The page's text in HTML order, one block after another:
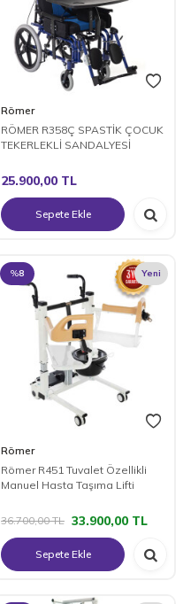
Römer
RÖMER R358Ç SPASTİK ÇOCUK
TEKERLEKLİ SANDALYESİ
25.900,00 TL
Sepete Ekle
%8 Yeni
Römer
Römer R451 Tuvalet Özellikli
Manuel Hasta Taşıma Lifti
36.700,00TL 33.900,00 TL
Sepete Ekle